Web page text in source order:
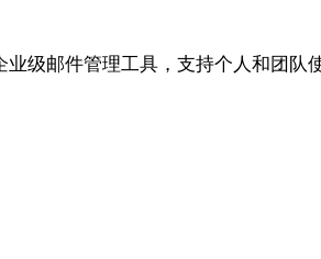
级邮件管理工具，支持个人和团队